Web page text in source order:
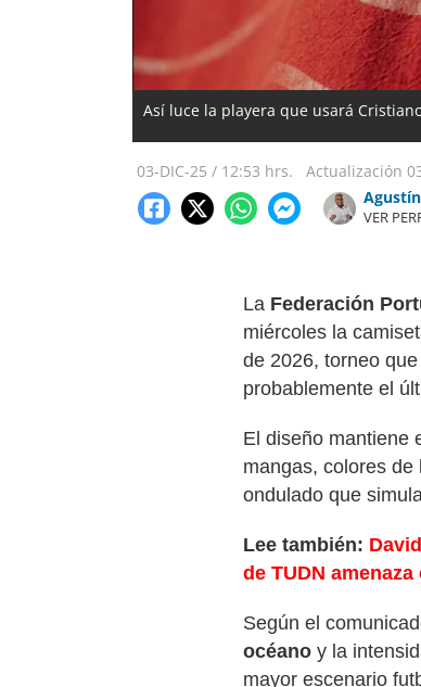
Así luce la playera que usará
03-DIC-25 / 12:53 hrs. Actualización
VER
La Federación
miércoles la
de 2026, torneo
probablemente el
El diseño mantiene
mangas, colores
ondulado que
Lee también:
de TUDN
Según el
océano y la
mayor escenario